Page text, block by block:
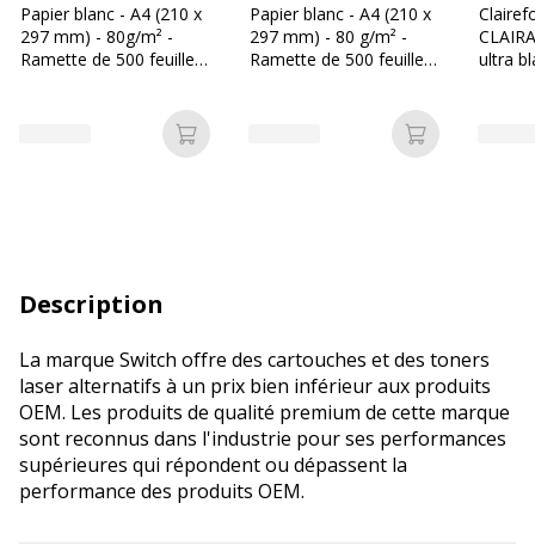
Papier blanc - A4 (210 x
297 mm) - 80g/m² -
Ramette de 500 feuilles
Ajouter au panier
Papier blanc - A4 (210 x
297 mm) - 80 g/m² -
Ramette de 500 feuilles
Ajouter au
ultra
Description
La marque Switch offre des cartouches et des toners
laser alternatifs à un prix bien inférieur aux produits
OEM. Les produits de qualité premium de cette marque
sont reconnus dans l'industrie pour ses performances
supérieures qui répondent ou dépassent la
performance des produits OEM.